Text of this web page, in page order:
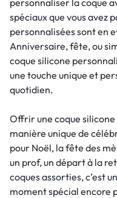
personnaliser la coque
spéciaux que vous avez
personnalisées sont en
Anniversaire, fête, ou
coque silicone
une touche unique et
quotidien.
Offrir une coque
manière unique de
pour Noël, la fête des
un prof, un départ à la
coques assorties, c’est
moment spécial encore